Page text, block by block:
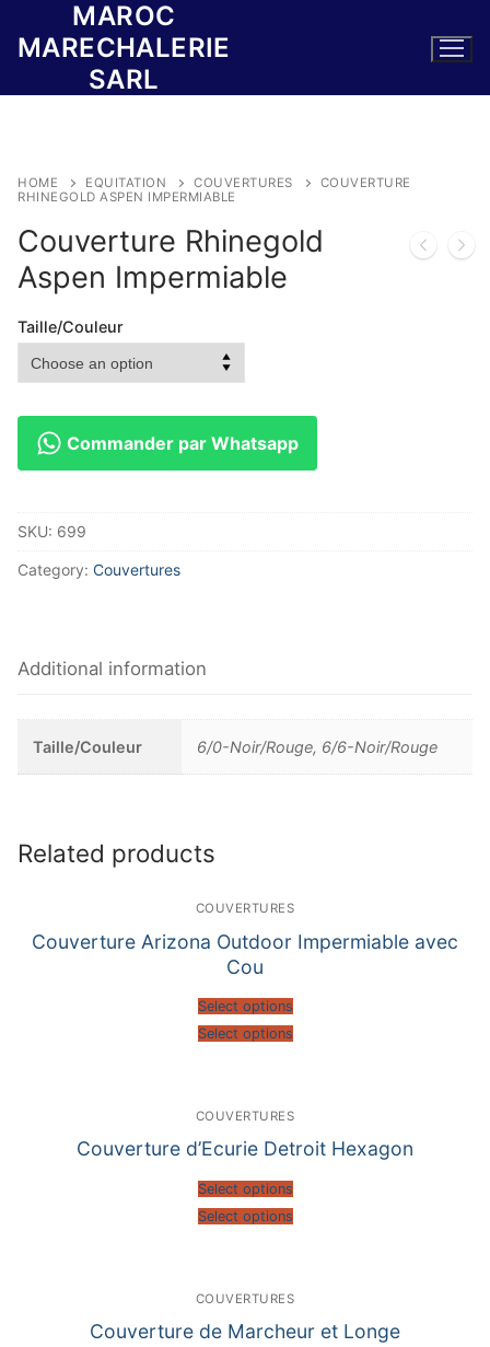
MAROC
MARECHALERIE
SARL
HOME EQUITATION COUVERTURES
COUVERTURE
RHINEGOLD ASPEN IMPERMIABLE
Couverture Rhinegold
Aspen Impermiable
Taille/Couleur
Commander par Whatsapp
SKU: 699
Category: Couvertures
Additional information
Taille/Couleur 6/0-Noir/Rouge, 6/6-Noir/Rouge
Related products
COUVERTURES
Couverture Arizona Outdoor Impermiable avec
Cou
Select options
Select options
COUVERTURES
Couverture d’Ecurie Detroit Hexagon
Select options
Select options
COUVERTURES
Couverture de Marcheur et Longe